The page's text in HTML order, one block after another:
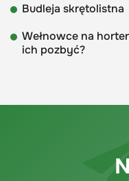
Budleja skrętolistna
Wełnowce na
ich pozbyć?